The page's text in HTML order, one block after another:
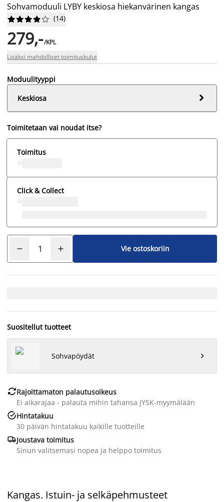
Sohvamoduuli LYBY keskiosa hiekanvärinen kangas





 (14)
279,-/KPL
Lisäksi mahdolliset toimituskulut
Moduulityyppi
Keskiosa

Toimitetaan vai noudat itse?
Toimitus
Click & Collect
Vie ostoskoriin
Suositellut tuotteet
Sohvapöydät 
Rajoittamaton palautusoikeus
Ei aikarajaa - palauta mihin tahansa JYSK-myymälään
Hintatakuu
30 päivän hintatakuu kaikille tuotteille
Joustava toimitus
Sinun valitsemasi nopea ja helppo toimitus
Kangas. Istuin- ja selkäpehmusteet